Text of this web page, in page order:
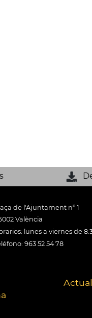
de l'Ajuntament nº 1
València
lunes a viernes de
963 52 54 78